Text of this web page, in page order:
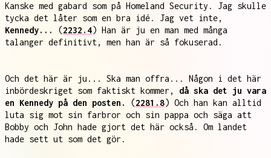
Kanske med gabard som på Homeland Security. Jag skulle
tycka det låter som en bra idé. Jag vet inte,
Kennedy...
(2232.4) Han är ju en man med många
talanger definitivt, men han är så fokuserad.
Och det här är ju... Ska man offra... Någon i det här
inbördeskriget som faktiskt kommer, då ska det ju vara
en Kennedy på den posten.
(2281.8) Och han kan alltid
luta sig mot sin farbror och sin pappa och säga att
Bobby och John hade gjort det här också. Om landet
hade sett ut som det gör.